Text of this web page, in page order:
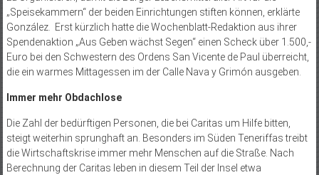
„Speisekammern“ der beiden Einrichtungen stiften können, erklärte
González. Erst kürzlich hatte die Wochenblatt-Redaktion aus ihrer
Spendenaktion „Aus Geben wächst Segen“ einen Scheck über 1.500,-
Euro bei den Schwestern des Ordens San Vicente de Paul überreicht,
die ein warmes Mittagessen im der Calle Nava y Grimón ausgeben.
Immer mehr Obdachlose
Die Zahl der bedürftigen Personen, die bei Caritas um Hilfe bitten,
steigt weiterhin sprunghaft an. Besonders im Süden Teneriffas treibt
die Wirtschaftskrise immer mehr Menschen auf die Straße. Nach
Berechnung der Caritas leben in diesem Teil der Insel etwa